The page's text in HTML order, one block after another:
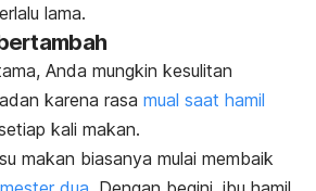
lama.
Anda mungkin kesulitan
karena rasa mual saat hamil
kali makan.
makan biasanya mulai membaik